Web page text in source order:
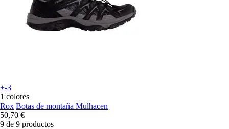
+-3
1 colores
Rox Botas de montaña Mulhacen
50,70 €
9 de 9 productos